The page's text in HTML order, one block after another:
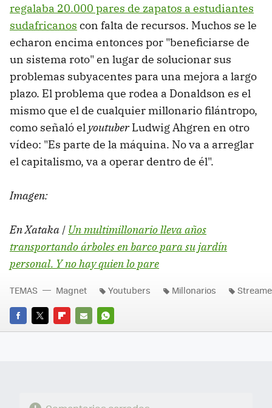
regalaba 20.000 pares de zapatos a estudiantes
sudafricanos con falta de recursos. Muchos se le
echaron encima entonces por "beneficiarse de
un sistema roto" en lugar de solucionar sus
problemas subyacentes para una mejora a largo
plazo. El problema que rodea a Donaldson es el
mismo que el de cualquier millonario filántropo,
como señaló el youtuberLudwig Ahgren en otro
vídeo: "Es parte de la máquina. No va a arreglar
el capitalismo, va a operar dentro de él".
Imagen:
En Xataka | Un multimillonario lleva años
transportando árboles en barco para su jardín
personal. Y no hay quien lo pare
FACEBOOK
TWITTERFLIPBOARD
E-
WHATSAPP
TEMAS Magnet Youtubers Millonarios